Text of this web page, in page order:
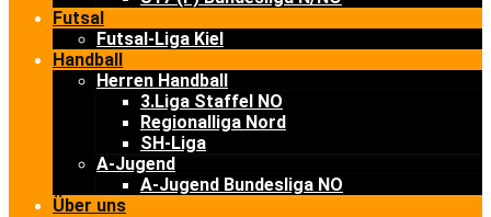
Futsal
Futsal-Liga Kiel
Handball
Herren Handball
3.Liga Staffel NO
Regionalliga Nord
SH-Liga
A-Jugend
A-Jugend Bundesliga NO
Über uns